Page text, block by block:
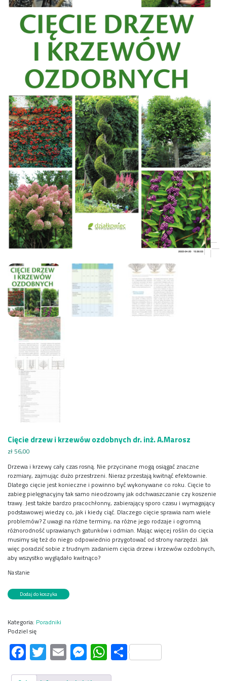
Cięcie drzew i krzewów ozdobnych dr. inż. A.Marosz
zł56,00
Drzewa i krzewy cały czas rosną. Nie przycinane mogą osiągać znaczne
rozmiary, zajmując dużo przestrzeni. Nieraz przestają kwitnąć efektownie.
Dlatego cięcie jest konieczne i powinno być wykonywane co roku. Cięcie to
zabieg pielęgnacyjny tak samo nieodzowny jak odchwaszczanie czy koszenie
trawy. Jest także bardzo pracochłonny, zabierający sporo czasu i wymagający
podstawowej wiedzy co, jak i kiedy ciąć. Dlaczego cięcie sprawia nam wiele
problemów? Z uwagi na różne terminy, na różne jego rodzaje i ogromną
różnorodność uprawianych gatunków i odmian. Mając więcej roślin do cięcia
musimy się też do niego odpowiednio przygotować od strony narzędzi. Jak
więc poradzić sobie z trudnym zadaniem cięcia drzew i krzewów ozdobnych,
aby wszystko wyglądało kwitnąco?
Na stanie
ilość
Cięcie
i
krzewów
ozdobnych
dr.
inż.
Dodaj do koszyka
Kategoria: Poradniki
Podziel się
Facebook
Twitter
EmailMessenger
WhatsApp
Share